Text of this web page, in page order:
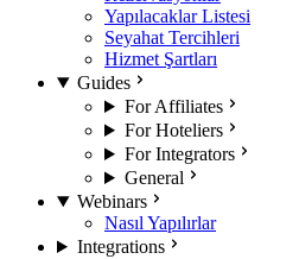
Yapılacaklar Listesi
Seyahat Tercihleri
Hizmet Şartları
Guides
For Affiliates
For Hoteliers
For Integrators
General
Webinars
Nasıl Yapılırlar
Integrations